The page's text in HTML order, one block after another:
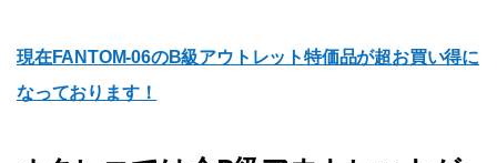
現在FANTOM-06のB級アウトレット特価品が超お買い得に
なっております！